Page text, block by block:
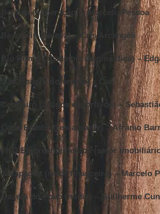
Bemisa (mineração) – Marcelo Pessoa
Beauty’in (beleza) – Cris Arcangeli
Bio Ritmo (academia de ginástica) –
Cae Fisio (fisioterapia) – Caê
Centauro (artigos esportivos) –
Coco Bambu (restaurante) – Afrânio
FKO Empreendimentos (setor
Galápagos (setor financeiro) – Marcelo
Gazeta do Povo (mídia) – Guilherme